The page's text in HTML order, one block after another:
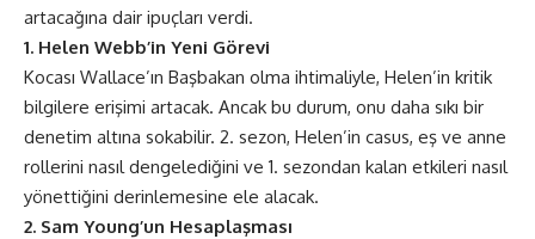
artacağına dair ipuçları verdi​​.
1. Helen Webb’in Yeni Görevi
Kocası Wallace’ın Başbakan olma ihtimaliyle, Helen’in kritik
bilgilere erişimi artacak. Ancak bu durum, onu daha sıkı bir
denetim altına sokabilir. 2. sezon, Helen’in casus, eş ve anne
rollerini nasıl dengelediğini ve 1. sezondan kalan etkileri nasıl
yönettiğini derinlemesine ele alacak​​.
2. Sam Young’un Hesaplaşması